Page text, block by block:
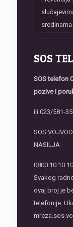
sredinama
SOS
SOS telefon
pozive i
ili 023/581-
SOS
NASILJA
0800 10 10 10
Svakog
ovaj broj je
telefonije.